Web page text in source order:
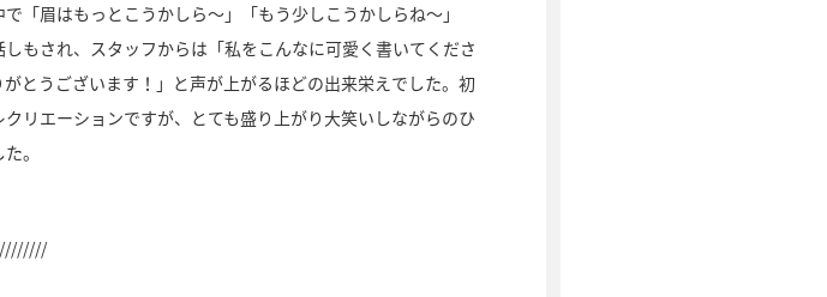
「眉はもっとこうかしら～」「もう少しこうかしらね～」
しもされ、スタッフからは「私をこんなに可愛く書いてくださ
がとうございます！」と声が上がるほどの出来栄えでした。初
クリエーションですが、とても盛り上がり大笑いしながらのひ
。